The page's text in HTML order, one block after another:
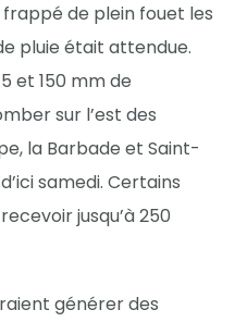
de plein fouet les
pluie était attendue.
et 150 mm de
sur l’est des
la Barbade et Saint-
samedi. Certains
jusqu’à 250
générer des